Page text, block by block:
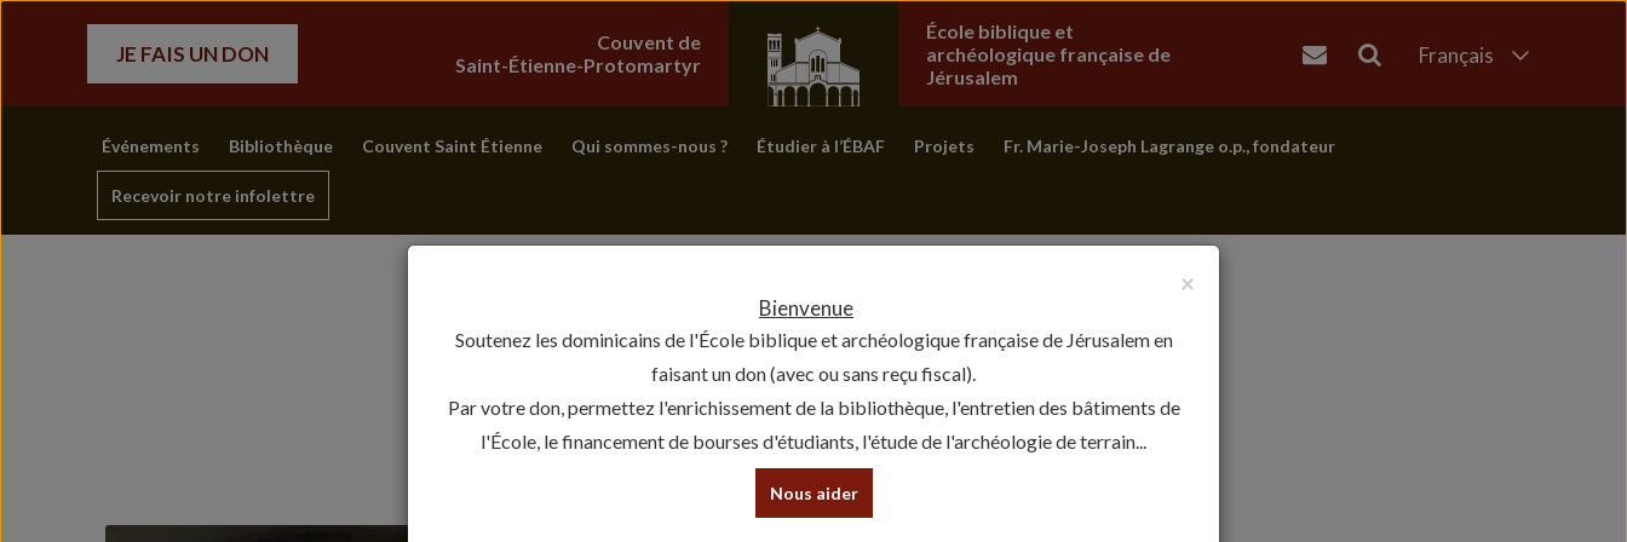
JE FAIS UN DON
Couvent de
Saint-Étienne-Protomartyr
École biblique et
archéologique française de
Jérusalem
Français
Événements Bibliothèque Couvent Saint Étienne Qui sommes-nous ? Étudier à l’ÉBAF Projets Fr. Marie-Joseph Lagrange o.p., fondateur
Recevoir notre infolettre
×
Bienvenue
Soutenez les dominicains de l'École biblique et archéologique française de Jérusalem en
faisant un don (avec ou sans reçu fiscal).
Par votre don, permettez l'enrichissement de la bibliothèque, l'entretien des bâtiments de
l'École, le financement de bourses d'étudiants, l'étude de l'archéologie de terrain...
Nous aider